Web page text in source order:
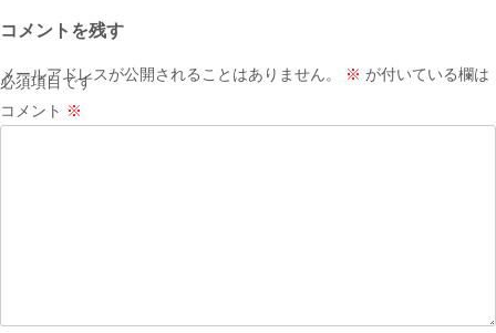
ビ
ゲ
ー
コメントを残す
メールアドレスが公開されることはありません。 ※ が付いている欄は
必須項目です
コメント ※